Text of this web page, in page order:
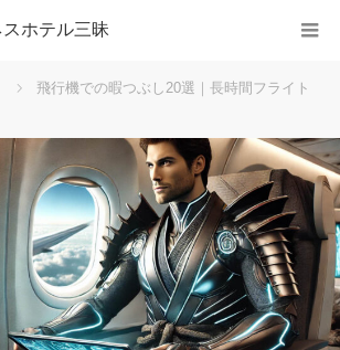
ホテル三昧
飛行機での暇つぶし20選｜長時間フライト